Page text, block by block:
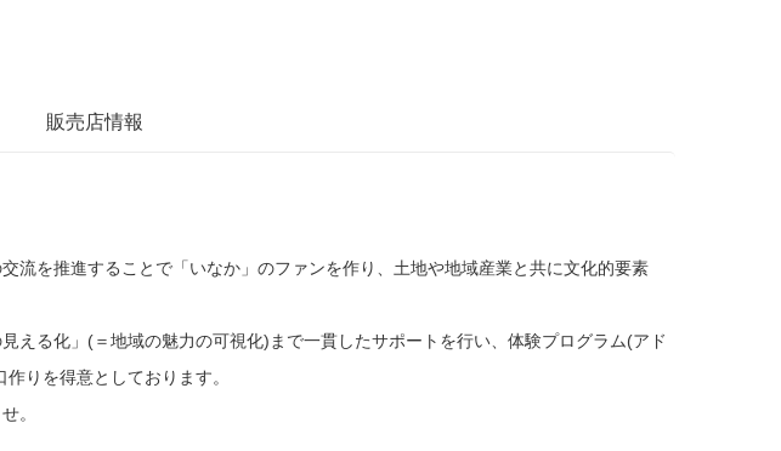
販売店情報
流を推進することで「いなか」のファンを作り、土地や地域産業と共に文化的要素
る化」(＝地域の魅力の可視化)まで一貫したサポートを行い、体験プログラム(アド
りを得意としております。
。